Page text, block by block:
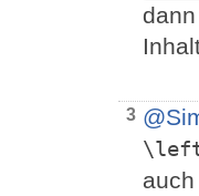
3